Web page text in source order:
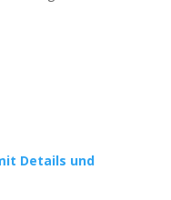
Details und